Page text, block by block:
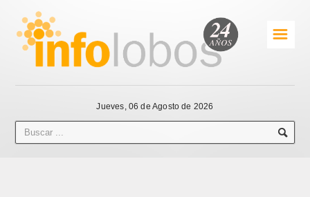
☰
Jueves, 06 de Agosto de 2026